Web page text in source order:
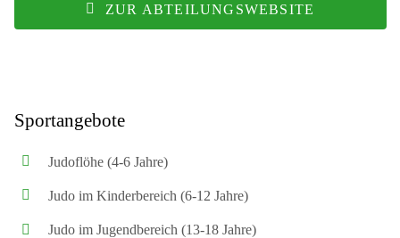
Shop
ZUR ABTEILUNGSWEBSITE
Sportangebote
Judoflöhe (4-6 Jahre)
Judo im Kinderbereich (6-12 Jahre)
Judo im Jugendbereich (13-18 Jahre)